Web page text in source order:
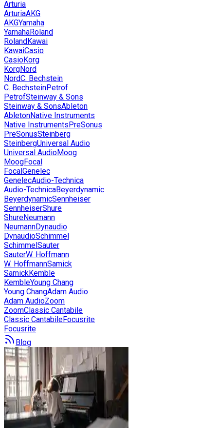
Arturia
ArturiaAKG
AKGYamaha
YamahaRoland
RolandKawai
KawaiCasio
CasioKorg
KorgNord
NordC. Bechstein
C. BechsteinPetrof
PetrofSteinway & Sons
Steinway & SonsAbleton
AbletonNative Instruments
Native InstrumentsPreSonus
PreSonusSteinberg
SteinbergUniversal Audio
Universal AudioMoog
MoogFocal
FocalGenelec
GenelecAudio-Technica
Audio-TechnicaBeyerdynamic
BeyerdynamicSennheiser
SennheiserShure
ShureNeumann
NeumannDynaudio
DynaudioSchimmel
SchimmelSauter
SauterW. Hoffmann
W. HoffmannSamick
SamickKemble
KembleYoung Chang
Young ChangAdam Audio
Adam AudioZoom
ZoomClassic Cantabile
Classic CantabileFocusrite
Focusrite
Blog